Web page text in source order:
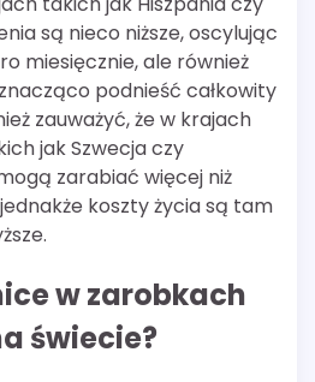
są nieco niższe, oscylując
miesięcznie, ale również
podnieść całkowity
zauważyć, że w krajach
jak Szwecja czy
zarabiać więcej niż
koszty życia są tam
w zarobkach
świecie?